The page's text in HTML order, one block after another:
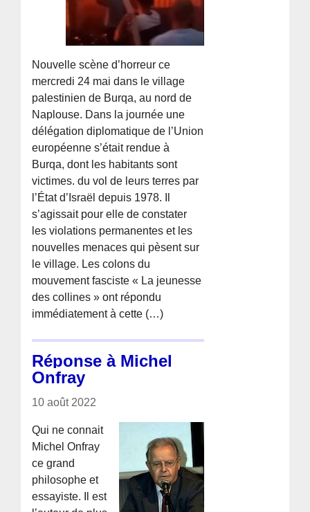
Nouvelle scène d’horreur ce
mercredi 24 mai dans le village
palestinien de Burqa, au nord de
Naplouse. Dans la journée une
délégation diplomatique de l’Union
européenne s’était rendue à
Burqa, dont les habitants sont
victimes. du vol de leurs terres par
l’État d’Israël depuis 1978. Il
s’agissait pour elle de constater
les violations permanentes et les
nouvelles menaces qui pèsent sur
le village. Les colons du
mouvement fasciste « La jeunesse
des collines » ont répondu
immédiatement à cette (…)
Réponse à Michel
Onfray
10 août 2022
Qui ne connait
Michel Onfray
ce grand
philosophe et
essayiste. Il est